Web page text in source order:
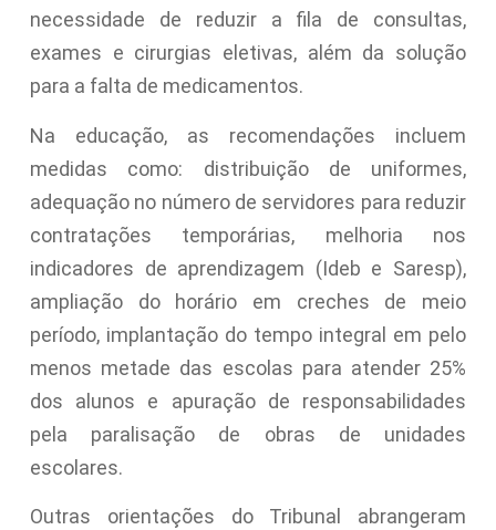
necessidade de reduzir a fila de consultas,
exames e cirurgias eletivas, além da solução
para a falta de medicamentos.
Na educação, as recomendações incluem
medidas como: distribuição de uniformes,
adequação no número de servidores para reduzir
contratações temporárias, melhoria nos
indicadores de aprendizagem (Ideb e Saresp),
ampliação do horário em creches de meio
período, implantação do tempo integral em pelo
menos metade das escolas para atender 25%
dos alunos e apuração de responsabilidades
pela paralisação de obras de unidades
escolares.
Outras orientações do Tribunal abrangeram